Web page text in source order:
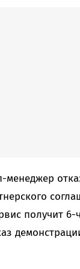
менеджер
получит 6-